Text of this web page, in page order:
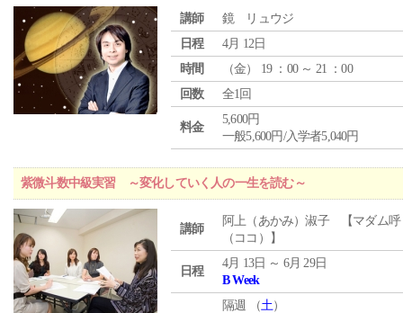
講師
鏡 リュウジ
日程
4月 12日
時間
（金） 19 ：00 ～ 21 ：00
回数
全1回
料金
5,600円
一般5,600円/入学者5,040円
紫微斗数中級実習 ～変化していく人の一生を読む～
講師
阿上（あかみ）淑子 【マダム呼
（ココ）】
日程
4月 13日 ～ 6月 29日
B Week
隔週 （土）